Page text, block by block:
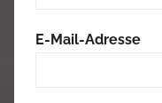
E-Mail-Adresse